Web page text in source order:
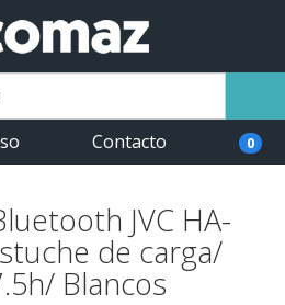
Contacto 0
JVC HA-
de carga/
Blancos